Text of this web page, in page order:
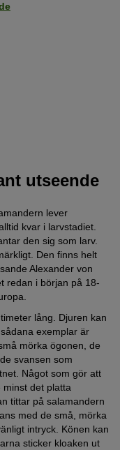
utseende
lever
kvar i larvstadiet.
den sig som larv.
Den finns helt
Alexander von
redan i början på 18-
lång. Djuren kan
exemplar är
mörka ögonen, de
svansen som
Något som gör att
det platta
tittar på salamandern
med de små, mörka
intryck. Könen kan
sticker kloaken ut